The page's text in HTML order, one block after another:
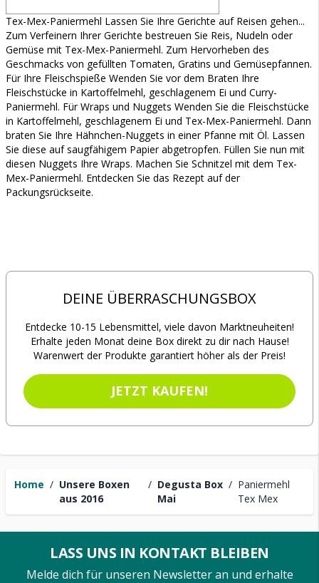
Home / Unsere Boxen
aus 2016
/ Degusta Box
Mai
/ Paniermehl
Tex Mex
Tex-Mex-Paniermehl Lassen Sie Ihre Gerichte auf Reisen gehen...
Zum Verfeinern Ihrer Gerichte bestreuen Sie Reis, Nudeln oder
Gemüse mit Tex-Mex-Paniermehl. Zum Hervorheben des
Geschmacks von gefüllten Tomaten, Gratins und Gemüsepfannen.
Für Ihre Fleischspieße Wenden Sie vor dem Braten Ihre
Fleischstücke in Kartoffelmehl, geschlagenem Ei und Curry-
Paniermehl. Für Wraps und Nuggets Wenden Sie die Fleischstücke
in Kartoffelmehl, geschlagenem Ei und Tex-Mex-Paniermehl. Dann
braten Sie Ihre Hähnchen-Nuggets in einer Pfanne mit Öl. Lassen
Sie diese auf saugfähigem Papier abgetropfen. Füllen Sie nun mit
diesen Nuggets Ihre Wraps. Machen Sie Schnitzel mit dem Tex-
Mex-Paniermehl. Entdecken Sie das Rezept auf der
Packungsrückseite.
DEINE ÜBERRASCHUNGSBOX
Entdecke 10-15 Lebensmittel, viele davon Marktneuheiten!
Erhalte jeden Monat deine Box direkt zu dir nach Hause!
Warenwert der Produkte garantiert höher als der Preis!
JETZT KAUFEN!
LASS UNS IN KONTAKT BLEIBEN
Melde dich für unseren Newsletter an und erhalte